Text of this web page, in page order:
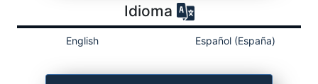
Idioma
English Español (España)